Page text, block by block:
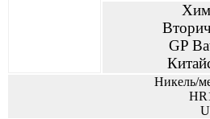
GP
Никель/